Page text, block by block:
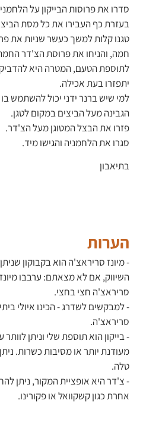
סדרו את פרוסות הבייקון על
בעזרת כף העבירו את כל מסת
טגנו קלות למשך כעשר שניות את
חמה, והניחו את פרוסת הצ'דר
לתוספת הטעם, המטרה היא
יתפזרו בעת אכילה.
למי שיש ברנר ידני יכול להשתמש
הגבינה מעל הביצים במקום לטגן.
פזרו את הבצל המטוגן מעל הצ'דר.
סגרו את הלחמניה והגישו מיד.
בתיאבון
הערות
- מיונז סריראצ'ה הוא בקבוקון
השיווק, אם לא מצאתם: ערבבו
סריראצ'ה חצי בחצי.
- למבקשים לשדרג - הכינו איולי
סריראצ'ה.
- בייקון הוא תוספת שלי וניתן
מעודנת יותר או מסיבות כשרות.
טלה.
- צ'דר היא אופציית המקור, ניתן
אחרת כגון קשקוואל או פקורינו.